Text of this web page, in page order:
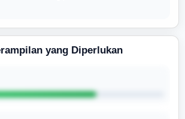
yang Diperlukan